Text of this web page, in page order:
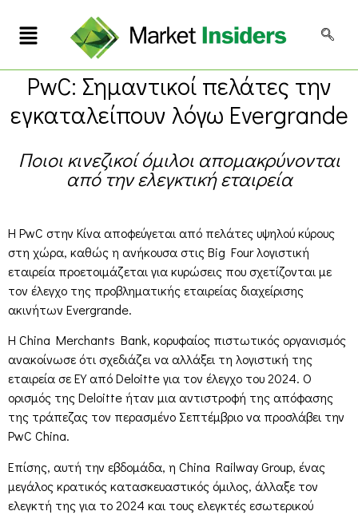
PwC: Σημαντικοί πελάτες την
εγκαταλείπουν λόγω Evergrande
Ποιοι κινεζικοί όμιλοι απομακρύνονται
από την ελεγκτική εταιρεία
Η PwC στην Κίνα αποφεύγεται από πελάτες υψηλού κύρους
στη χώρα, καθώς η ανήκουσα στις Big Four λογιστική
εταιρεία προετοιμάζεται για κυρώσεις που σχετίζονται με
τον έλεγχο της προβληματικής εταιρείας διαχείρισης
ακινήτων Evergrande.
Η China Merchants Bank, κορυφαίος πιστωτικός οργανισμός
ανακοίνωσε ότι σχεδιάζει να αλλάξει τη λογιστική της
εταιρεία σε EY από Deloitte για τον έλεγχο του 2024. Ο
ορισμός της Deloitte ήταν μια αντιστροφή της απόφασης
της τράπεζας τον περασμένο Σεπτέμβριο να προσλάβει την
PwC China.
Επίσης, αυτή την εβδομάδα, η China Railway Group, ένας
μεγάλος κρατικός κατασκευαστικός όμιλος, άλλαξε τον
ελεγκτή της για το 2024 και τους ελεγκτές εσωτερικού